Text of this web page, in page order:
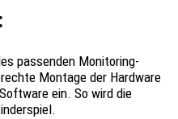
passenden Monitoring-
Montage der Hardware
ein. So wird die